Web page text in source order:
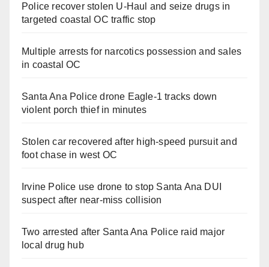
Police recover stolen U-Haul and seize drugs in
targeted coastal OC traffic stop
Multiple arrests for narcotics possession and sales
in coastal OC
Santa Ana Police drone Eagle-1 tracks down
violent porch thief in minutes
Stolen car recovered after high-speed pursuit and
foot chase in west OC
Irvine Police use drone to stop Santa Ana DUI
suspect after near-miss collision
Two arrested after Santa Ana Police raid major
local drug hub